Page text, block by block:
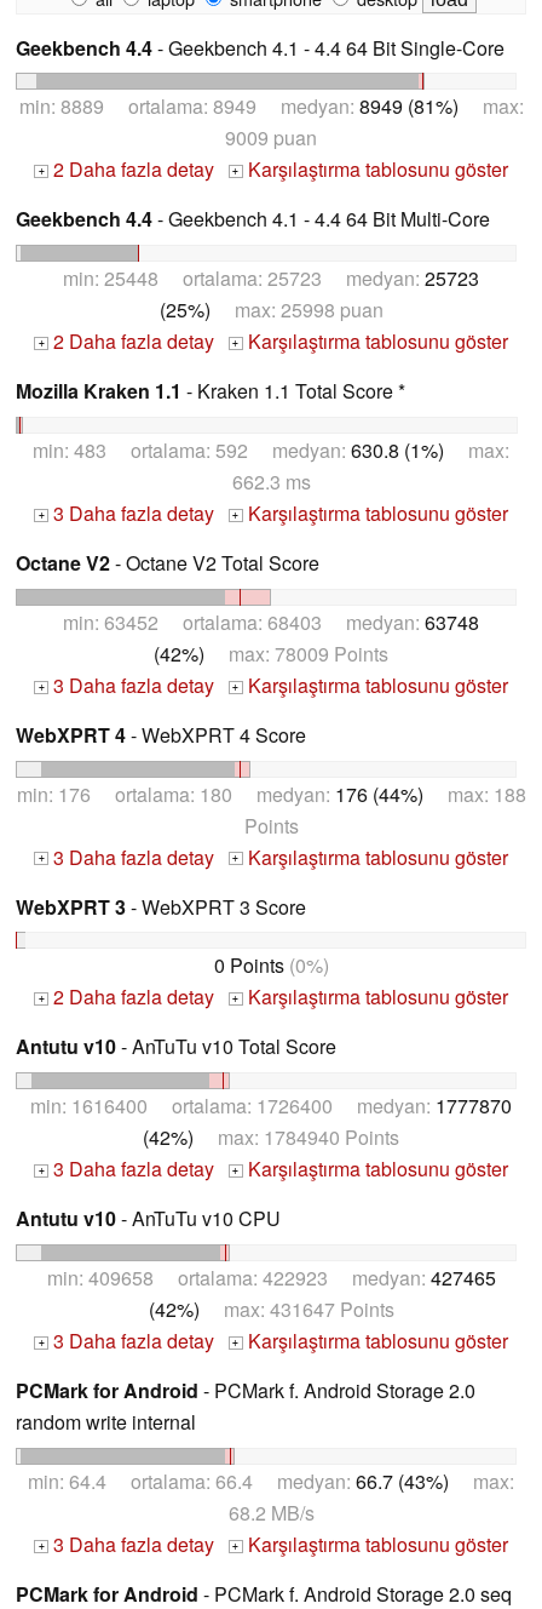
Geekbench 4.4- Geekbench 4.1 - 4.4 64 Bit Single-Core
min: 8889 ortalama: 8949 medyan: 8949 (81%) max:
9009 puan
+ 2 Daha fazla detay + Karşılaştırma tablosunu göster
Geekbench 4.4- Geekbench 4.1 - 4.4 64 Bit Multi-Core
min: 25448 ortalama: 25723 medyan: 25723
(25%) max: 25998 puan
+ 2 Daha fazla detay + Karşılaştırma tablosunu göster
Mozilla Kraken 1.1 - Kraken 1.1 Total Score *
min: 483 ortalama: 592 medyan: 630.8 (1%) max:
662.3 ms
+ 3 Daha fazla detay + Karşılaştırma tablosunu göster
Octane V2- Octane V2 Total Score
min: 63452 ortalama: 68403 medyan: 63748
(42%) max: 78009 Points
+ 3 Daha fazla detay + Karşılaştırma tablosunu göster
WebXPRT 4- WebXPRT 4 Score
min: 176 ortalama: 180 medyan: 176 (44%) max: 188
Points
+ 3 Daha fazla detay + Karşılaştırma tablosunu göster
WebXPRT 3- WebXPRT 3 Score
0 Points(0%)
+ 2 Daha fazla detay + Karşılaştırma tablosunu göster
Antutu v10- AnTuTu v10 Total Score
min: 1616400 ortalama: 1726400 medyan: 1777870
(42%) max: 1784940 Points
+ 3 Daha fazla detay + Karşılaştırma tablosunu göster
Antutu v10- AnTuTu v10 CPU
min: 409658 ortalama: 422923 medyan: 427465
(42%) max: 431647 Points
+ 3 Daha fazla detay + Karşılaştırma tablosunu göster
PCMark for Android - PCMark f. Android Storage 2.0
random write internal
min: 64.4 ortalama: 66.4 medyan: 66.7 (43%) max:
68.2 MB/s
+ 3 Daha fazla detay + Karşılaştırma tablosunu göster
PCMark for Android - PCMark f. Android Storage 2.0 seq